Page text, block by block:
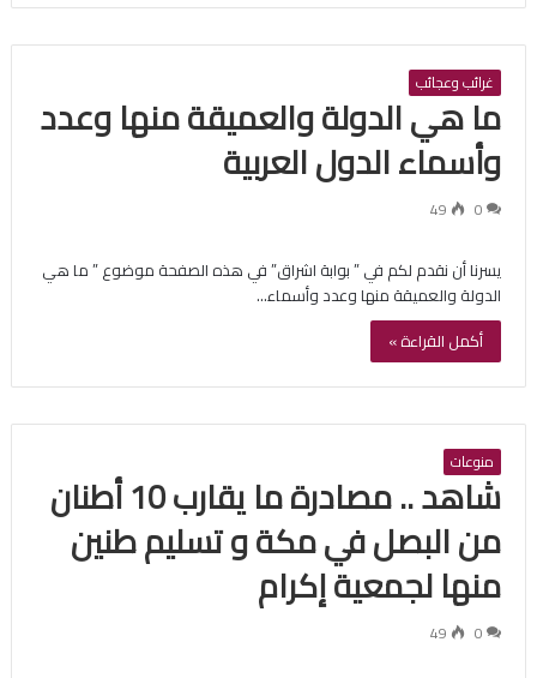
غرائب وعجائب
ما هي الدولة والعميقة منها وعدد
وأسماء الدول العربية
0
49
يسرنا أن نقدم لكم في ” بوابة اشراق” في هذه الصفحة موضوع ” ما هي
الدولة والعميقة منها وعدد وأسماء…
أكمل القراءة »
منوعات
شاهد .. مصادرة ما يقارب 10 أطنان
من البصل في مكة و تسليم طنين
منها لجمعية إكرام
0
49